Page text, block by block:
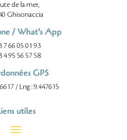
de la mer,
Ghisonaccia
/ What’s App
7 66 05 01 93
4 95 56 57 58
GPS
/ Lng : 9.447615
utiles